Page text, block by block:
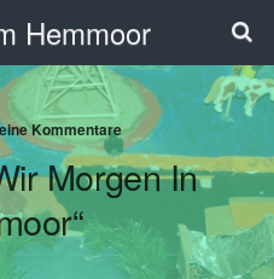
Hemmoor
Kommentare
Morgen In